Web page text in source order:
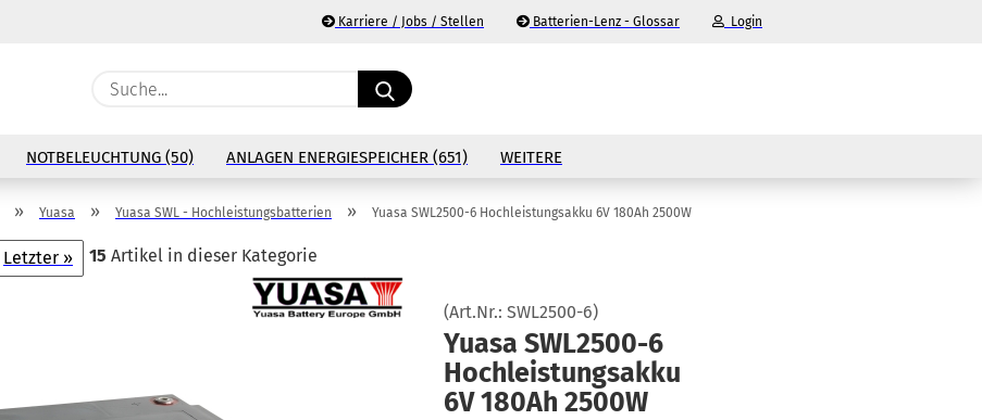
Karriere / Jobs / Stellen Batterien-Lenz - Glossar Login
Passwort
Konto erstellen
Passwort vergessen?
Suche...
NOTBELEUCHTUNG (50) ANLAGEN ENERGIESPEICHER (651) WEITERE
» Yuasa » Yuasa SWL - Hochleistungsbatterien » Yuasa SWL2500-6 Hochleistungsakku 6V 180Ah 2500W
Letzter » 15 Artikel in dieser Kategorie
(Art.Nr.: SWL2500-6)
Yuasa SWL2500-​6
Hoch­leis­tungs­ak­ku
6V 180Ah 2500W